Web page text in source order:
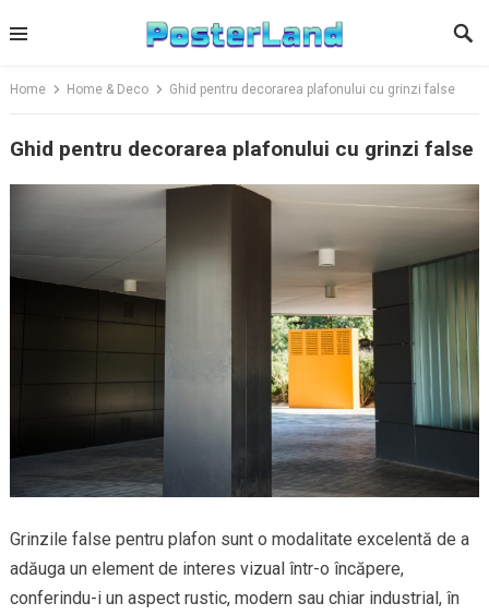
to
Home Home & Deco Ghid pentru decorarea plafonului cu grinzi false
Ghid pentru decorarea plafonului cu grinzi false
Grinzile false pentru plafon sunt o modalitate excelentă de a
adăuga un element de interes vizual într-o încăpere,
conferindu-i un aspect rustic, modern sau chiar industrial, în